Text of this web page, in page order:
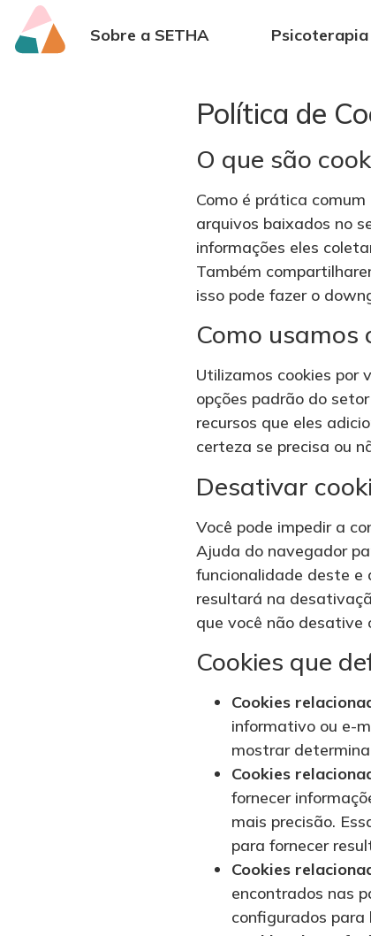
Sobre a SETHA Psicoterapia
Política de
O que são
Como é prática
arquivos baixados no
informações eles
Também
isso pode fazer o
Como usamos
Utilizamos cookies por
opções padrão do
recursos que eles
certeza se precisa ou
Desativar
Você pode impedir a
Ajuda do navegador
funcionalidade deste e
resultará na
que você não desative
Cookies que
Cookies
informativo ou e-
mostrar
Cookies
fornecer
mais precisão.
para fornecer
Cookies
encontrados nas
configurados para